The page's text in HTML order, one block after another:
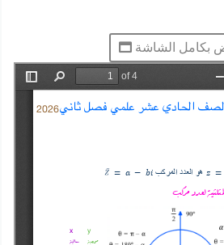
بكامل الشاشة